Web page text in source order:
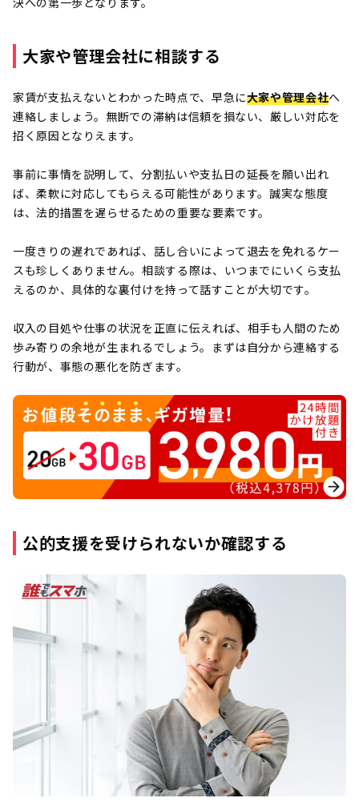
大家や管理会社に相談する
家賃が支払えないとわかった時点で、早急に大家や管理会社へ
連絡しましょう。無断での滞納は信頼を損ない、厳しい対応を
招く原因となりえます。
事前に事情を説明して、分割払いや支払日の延長を願い出れ
ば、柔軟に対応してもらえる可能性があります。誠実な態度
は、法的措置を遅らせるための重要な要素です。
一度きりの遅れであれば、話し合いによって退去を免れるケー
スも珍しくありません。相談する際は、いつまでにいくら支払
えるのか、具体的な裏付けを持って話すことが大切です。
収入の目処や仕事の状況を正直に伝えれば、相手も人間のため
歩み寄りの余地が生まれるでしょう。まずは自分から連絡する
行動が、事態の悪化を防ぎます。
公的支援を受けられないか確認する